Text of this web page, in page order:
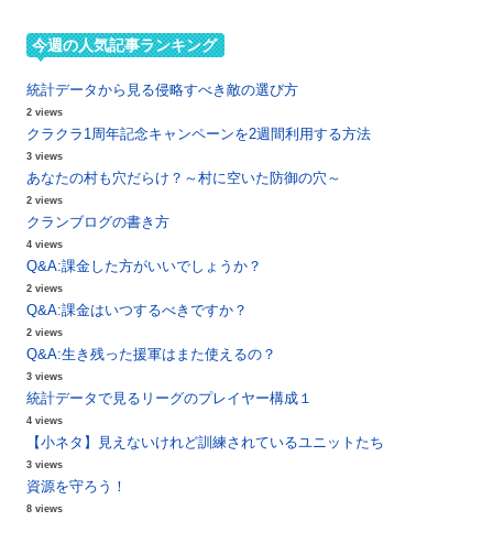
今週の人気記事ランキング
統計データから見る侵略すべき敵の選び方
2 views
クラクラ1周年記念キャンペーンを2週間利用する方法
3 views
あなたの村も穴だらけ？～村に空いた防御の穴～
2 views
クランブログの書き方
4 views
Q&A:課金した方がいいでしょうか？
2 views
Q&A:課金はいつするべきですか？
2 views
Q&A:生き残った援軍はまた使えるの？
3 views
統計データで見るリーグのプレイヤー構成１
4 views
【小ネタ】見えないけれど訓練されているユニットたち
3 views
資源を守ろう！
8 views